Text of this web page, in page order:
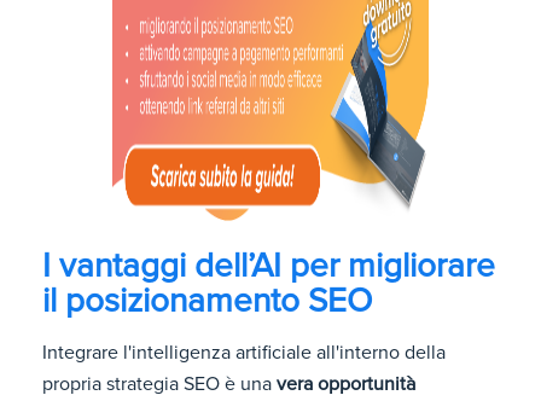
I vantaggi dell’AI per migliorare
il posizionamento SEO
Integrare l'intelligenza artificiale all'interno della
propria strategia SEO è una vera opportunità